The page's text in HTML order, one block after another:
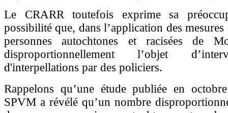
Le CRARR toutefois exprime sa
possibilité que, dans l’application des mesures
personnes autochtones et racisées de
disproportionnellement l’objet
d'interpellations par des policiers.
Rappelons qu’une étude publiée en
SPVM a révélé qu’un nombre